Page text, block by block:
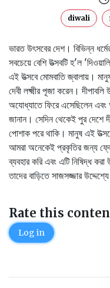
diwali
ভারত উৎসবের দেশ। বিভিন্ন
সবচেয়ে বেশি উত্সবটি হ'ল
এই উত্সবে মোমবাতি জ্বালায়।
দেবী লক্ষ্মীর পূজা করেন।
অযোধ্যাতে ফিরে এসেছিলেন এবং
জানান। সেদিন থেকেই পুর দেশে
পোশাক পরে থাকি। মানুষ এই
আমরা অনেকেই প্রকৃতির জন্য
ব্যবহার করি এবং এটি নিষিদ্ধ
তাদের বাড়িতে সাজসজ্জার
Rate this
Log in